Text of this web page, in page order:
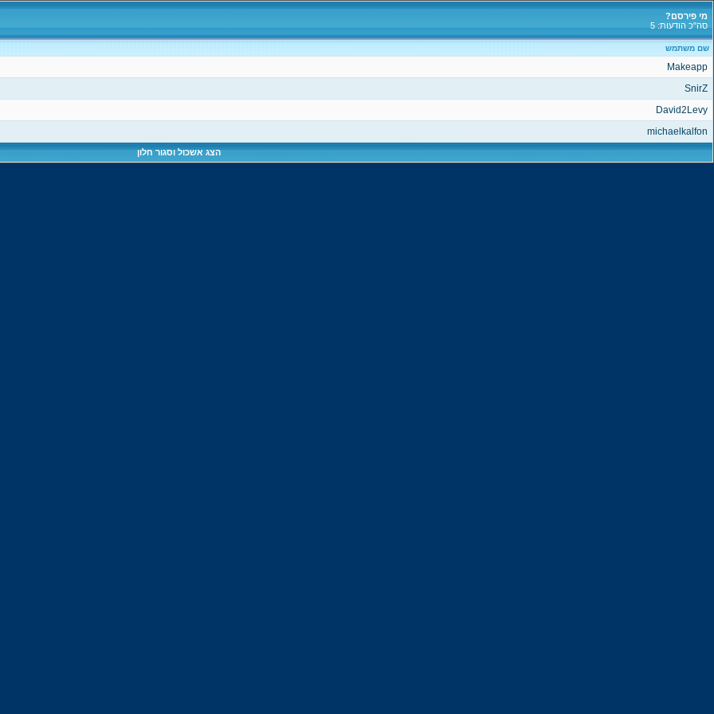
מי פירסם?
סה"כ הודעות: 5
שם משתמש
Makeapp
SnirZ
David2Levy
michaelkalfon
הצג אשכול וסגור חלון